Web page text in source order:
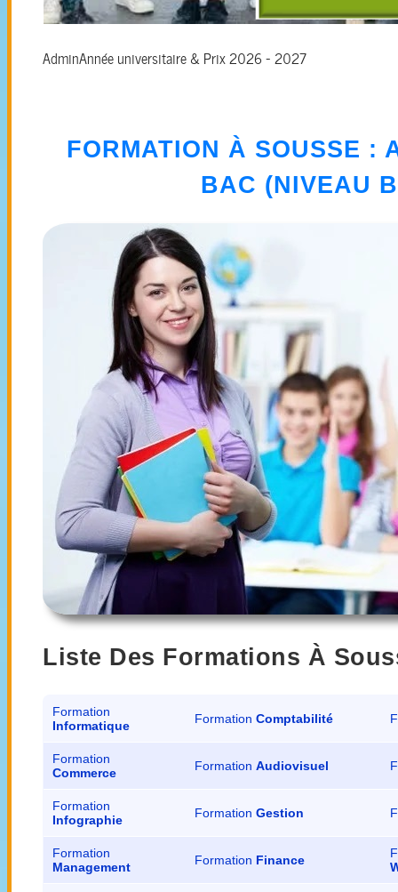
AdminAnnée universitaire & Prix 2026 - 2027
FORMATION À SOUSSE :
BAC (NIVEAU
Liste Des Formations À
Formation
Informatique
Formation Comptabilité
Formation
Commerce
Formation Audiovisuel
Formation
Infographie
Formation Gestion
Formation
Management
Formation Finance